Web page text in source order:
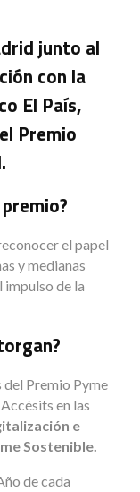
junto al
con la
El País,
Premio
el papel
y medianas
impulso de la
del Premio Pyme
en las
e
Sostenible.
de cada